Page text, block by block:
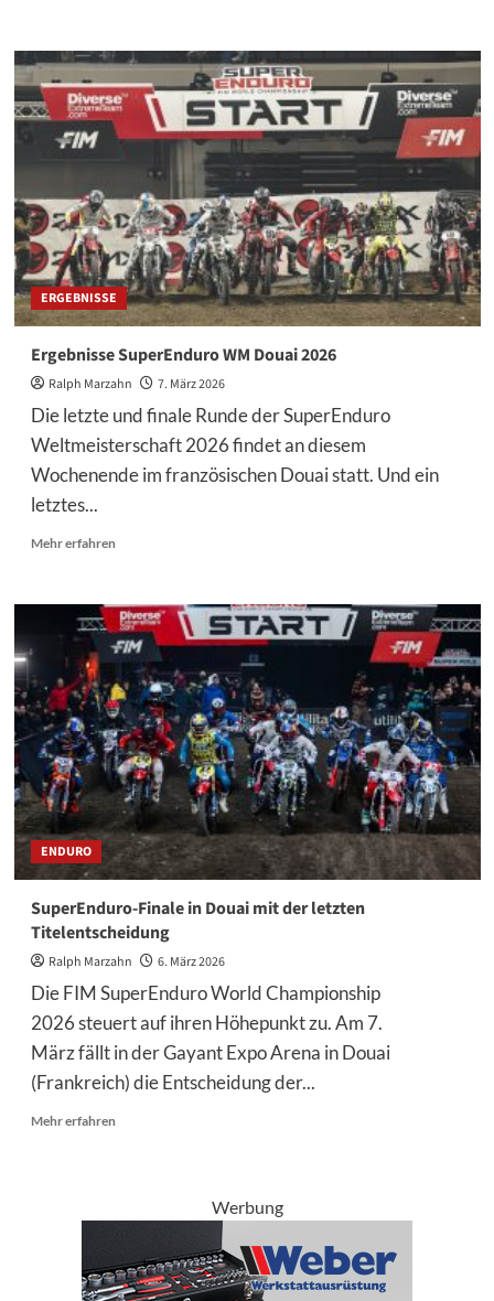
SuperEnduro-
Finale
ohne
Billy
Bolt
Mitch
Brightmore
nutzt
die
Chance
ERGEBNISSE
Ergebnisse SuperEnduro WM Douai 2026
Ralph Marzahn 7. März 2026
Die letzte und finale Runde der SuperEnduro
Weltmeisterschaft 2026 findet an diesem
Wochenende im französischen Douai statt. Und ein
letztes...
Mehr erfahrenMehr
Ergebnisse
SuperEnduro
WM
Douai
2026
ENDURO
SuperEnduro-Finale in Douai mit der letzten
Titelentscheidung
Ralph Marzahn 6. März 2026
Die FIM SuperEnduro World Championship
2026 steuert auf ihren Höhepunkt zu. Am 7.
März fällt in der Gayant Expo Arena in Douai
(Frankreich) die Entscheidung der...
Mehr erfahrenMehr
in
mit
der
Werbung